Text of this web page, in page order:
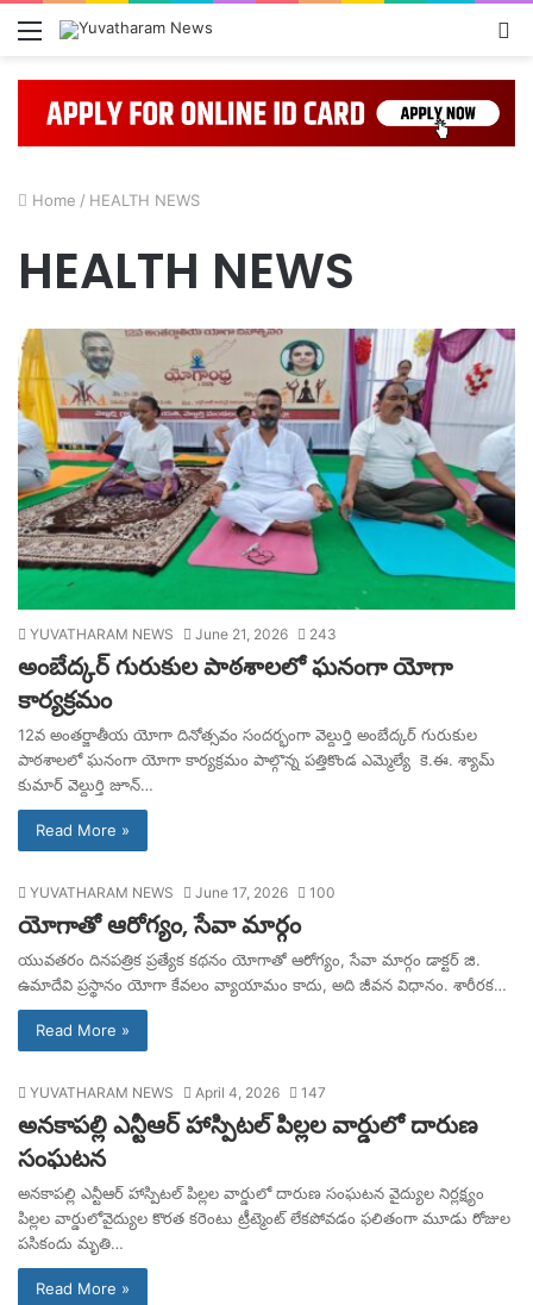
Menu
Home / HEALTH NEWS
HEALTH NEWS
YUVATHARAM NEWS June 21, 2026 243
అంబేద్కర్ గురుకుల పాఠశాలలో ఘనంగా యోగా
కార్యక్రమం
12వ అంతర్జాతీయ యోగా దినోత్సవం సందర్భంగా వెల్దుర్తి అంబేద్కర్ గురుకుల
పాఠశాలలో ఘనంగా యోగా కార్యక్రమం పాల్గొన్న పత్తికొండ ఎమ్మెల్యే కె.ఈ. శ్యామ్
కుమార్ వెల్దుర్తి జూన్…
Read More »
YUVATHARAM NEWS June 17, 2026 100
యోగాతో ఆరోగ్యం, సేవా మార్గం
యువతరం దినపత్రిక ప్రత్యేక కథనం యోగాతో ఆరోగ్యం, సేవా మార్గం డాక్టర్ జి.
ఉమాదేవి ప్రస్థానం యోగా కేవలం వ్యాయామం కాదు, అది జీవన విధానం. శారీరక…
Read More »
YUVATHARAM NEWS April 4, 2026 147
అనకాపల్లి ఎన్టీఆర్ హాస్పిటల్ పిల్లల వార్డులో దారుణ
సంఘటన
అనకాపల్లి ఎన్టీఆర్ హాస్పిటల్ పిల్లల వార్డులో దారుణ సంఘటన వైద్యుల నిర్లక్ష్యం
పిల్లల వార్డులోవైద్యుల కొరత కరెంటు ట్రీట్మెంట్ లేకపోవడం ఫలితంగా మూడు రోజుల
పసికందు మృతి…
Read More »